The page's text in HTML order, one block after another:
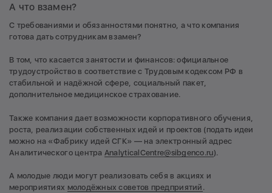
А что взамен?
С требованиями и обязанностями понятно, а что компания
готова дать сотрудникам взамен?
В том, что касается занятости и финансов: официальное
трудоустройство в соответствие с Трудовым кодексом РФ в
стабильной и надёжной сфере, социальный пакет,
дополнительное медицинское страхование.
Также компания дает возможности корпоративного обучения,
роста, реализации собственных идей и проектов (подать идеи
можно на «Фабрику идей СГК» — на электронный адрес
Аналитического центра AnalyticalCentre@sibgenco.ru).
А молодые люди могут реализовать себя в акциях и
мероприятиях молодёжных советов предприятий .